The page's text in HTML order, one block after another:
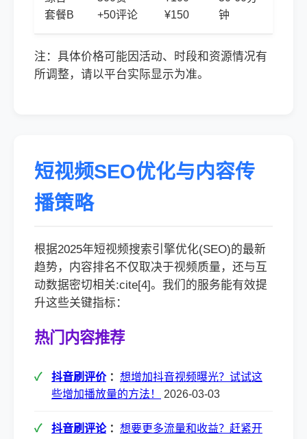
套餐B
+50评论
¥150
钟
注：具体价格可能因活动、时段和资源情况有
所调整，请以平台实际显示为准。
短视频SEO优化与内容传
播策略
根据2025年短视频搜索引擎优化(SEO)的最新
趋势，内容排名不仅取决于视频质量，还与互
动数据密切相关:cite[4]。我们的服务能有效提
升这些关键指标：
热门内容推荐
抖音刷评价： 想增加抖音视频曝光？试试这
些增加播放量的方法！
2026-03-03
抖音刷评论： 想要更多流量和收益？赶紧开